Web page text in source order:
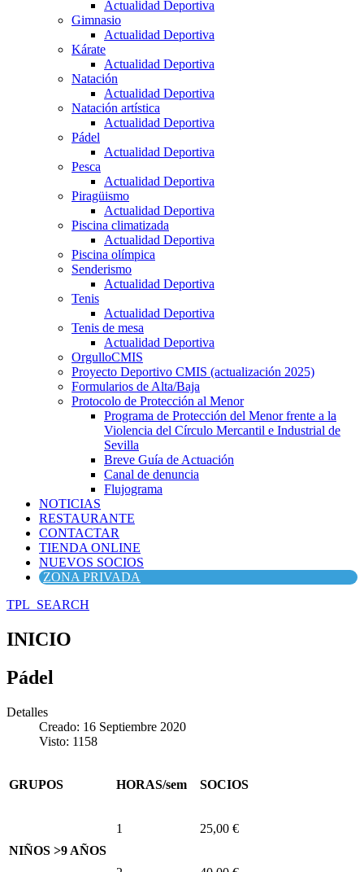
Actualidad Deportiva
Gimnasio
Actualidad Deportiva
Kárate
Actualidad Deportiva
Natación
Actualidad Deportiva
Natación artística
Actualidad Deportiva
Pádel
Actualidad Deportiva
Pesca
Actualidad Deportiva
Piragüismo
Actualidad Deportiva
Piscina climatizada
Actualidad Deportiva
Piscina olímpica
Senderismo
Actualidad Deportiva
Tenis
Actualidad Deportiva
Tenis de mesa
Actualidad Deportiva
OrgulloCMIS
Proyecto Deportivo CMIS (actualización 2025)
Formularios de Alta/Baja
Protocolo de Protección al Menor
Programa de Protección del Menor frente a la
Violencia del Círculo Mercantil e Industrial de
Sevilla
Breve Guía de Actuación
Canal de denuncia
Flujograma
NOTICIAS
RESTAURANTE
CONTACTAR
TIENDA ONLINE
NUEVOS SOCIOS
ZONA PRIVADA
TPL_SEARCH
INICIO
Pádel
Detalles
Creado: 16 Septiembre 2020
Visto: 1158
GRUPOS HORAS/sem SOCIOS
NIÑOS >9 AÑOS
1 25,00 €